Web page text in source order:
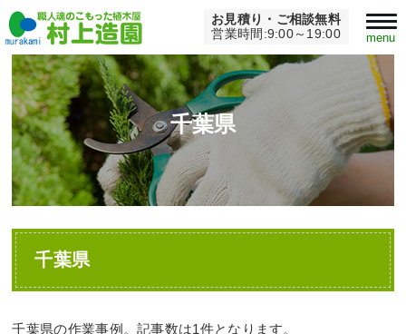
お見積り・ご相談無料
営業時間:9:00～19:00
menu
Home > 千葉県
千葉県
千葉県
千葉県の作業事例。記事数は1件となります。